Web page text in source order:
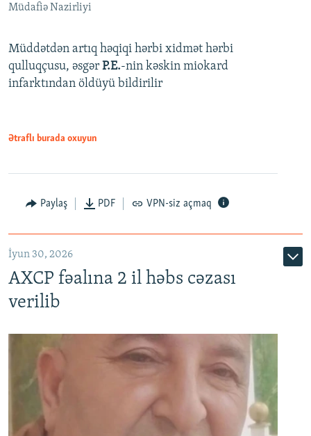
Müdafiə Nazirliyi
Müddətdən artıq həqiqi hərbi xidmət hərbi
qulluqçusu, əsgər P.E.-nin kəskin miokard
infarktından öldüyü bildirilir
Ətraflı burada oxuyun
Paylaş PDF VPN-siz açmaq
İyun 30, 2026
AXCP fəalına 2 il həbs cəzası
verilib